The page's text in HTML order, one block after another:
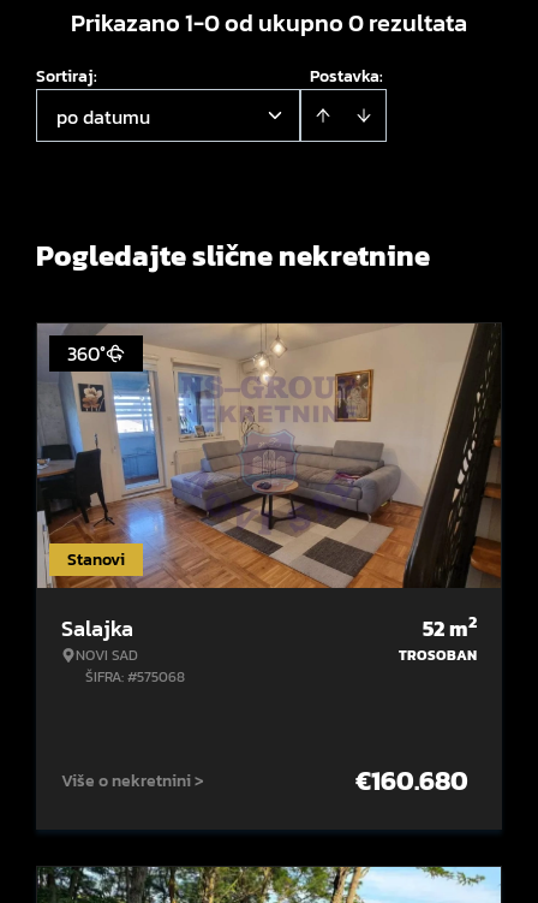
Prikazano 1-0 od ukupno 0 rezultata
Postavka:
Sortiraj:
po datumu
Pogledajte slične nekretnine
Stanovi
360°
Salajka
NOVI SAD
ŠIFRA: #575068
52m2
TROSOBAN
Više o nekretnini > €160.680